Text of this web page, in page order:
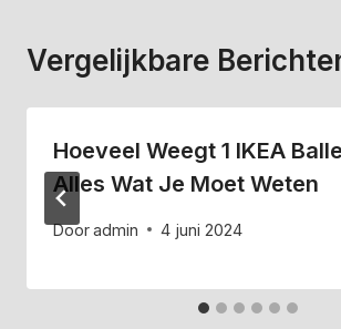
Vergelijkbare
Hoeveel Weegt 1 IKEA
Alles Wat Je Moet Weten
Dooradmin 4 juni 2024